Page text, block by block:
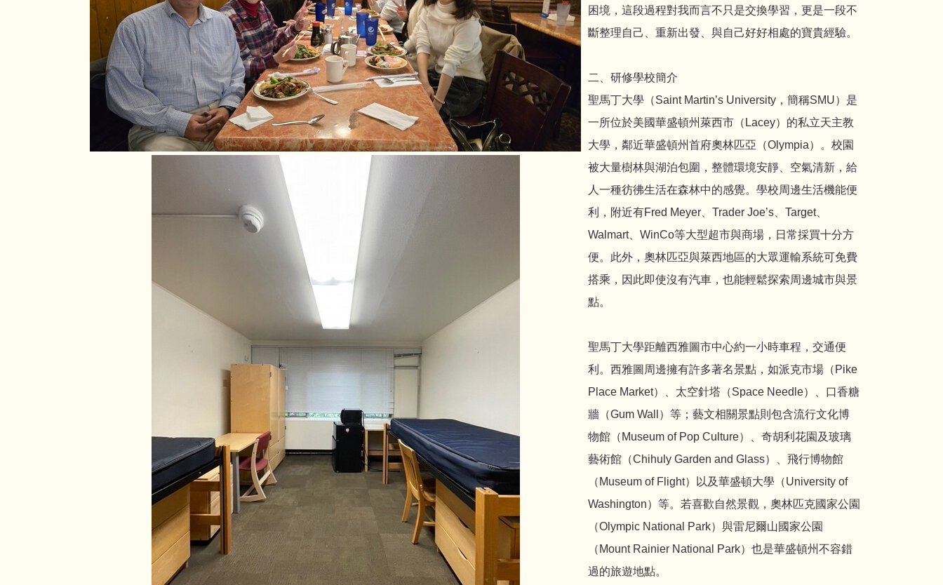
困境，這段過程對我而言不只是交換學習，更是一段不
斷整理自己、重新出發、與自己好好相處的寶貴經驗。
二、研修學校簡介
聖馬丁大學（Saint Martin’s University，簡稱SMU）是
一所位於美國華盛頓州萊西市（Lacey）的私立天主教
大學，鄰近華盛頓州首府奧林匹亞（Olympia）。校園
被大量樹林與湖泊包圍，整體環境安靜、空氣清新，給
人一種彷彿生活在森林中的感覺。學校周邊生活機能便
利，附近有Fred Meyer、Trader Joe’s、Target、
Walmart、WinCo等大型超市與商場，日常採買十分方
便。此外，奧林匹亞與萊西地區的大眾運輸系統可免費
搭乘，因此即使沒有汽車，也能輕鬆探索周邊城市與景
點。
聖馬丁大學距離西雅圖市中心約一小時車程，交通便
利。西雅圖周邊擁有許多著名景點，如派克市場（Pike
Place Market）、太空針塔（Space Needle）、口香糖
牆（Gum Wall）等；藝文相關景點則包含流行文化博
物館（Museum of Pop Culture）、奇胡利花園及玻璃
藝術館（Chihuly Garden and Glass）、飛行博物館
（Museum of Flight）以及華盛頓大學（University of
Washington）等。若喜歡自然景觀，奧林匹克國家公園
（Olympic National Park）與雷尼爾山國家公園
（Mount Rainier National Park）也是華盛頓州不容錯
過的旅遊地點。